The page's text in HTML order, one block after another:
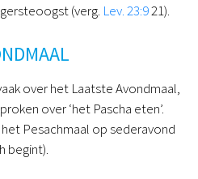
(verg. Lev. 23:921).
over het Laatste Avondmaal,
over ‘het Pascha eten’.
Pesachmaal op sederavond
begint).